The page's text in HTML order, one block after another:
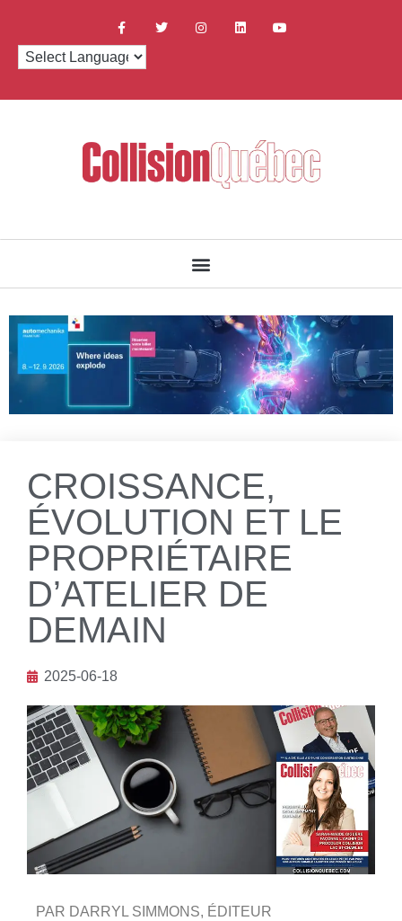
CROISSANCE,
ÉVOLUTION ET LE
PROPRIÉTAIRE
D’ATELIER DE
DEMAIN
2025-06-18
PAR DARRYL SIMMONS, ÉDITEUR